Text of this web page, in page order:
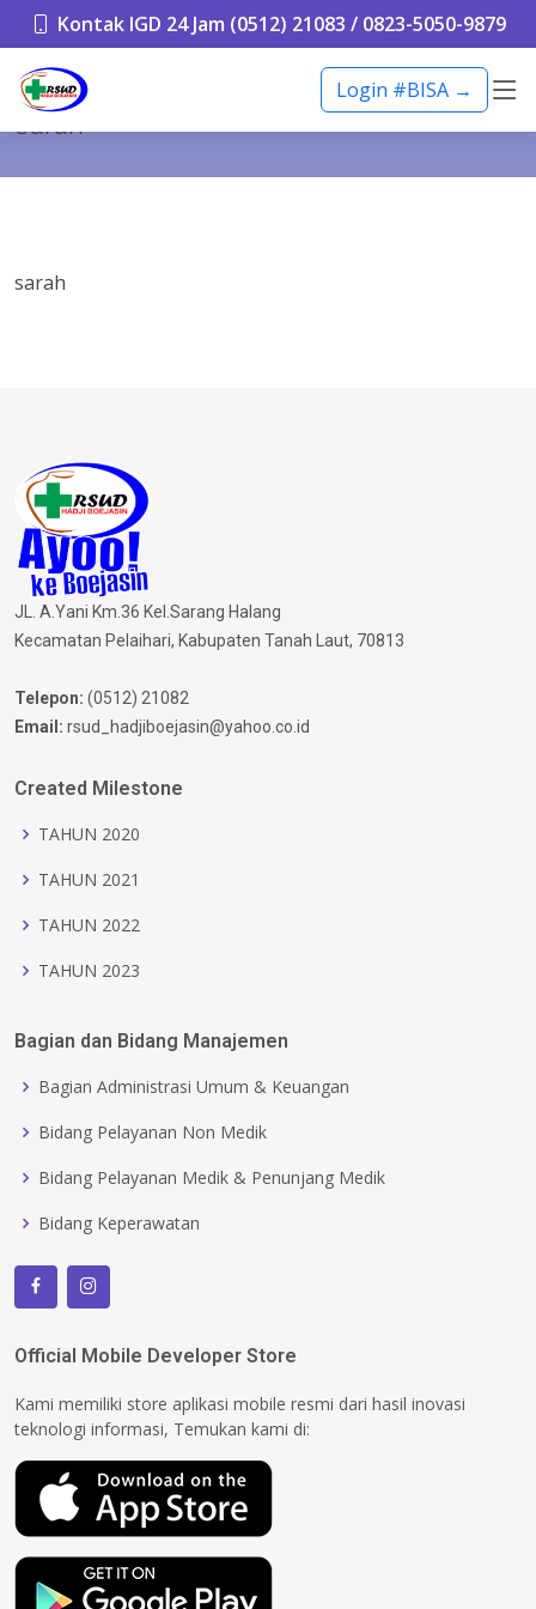
Kontak IGD 24 Jam (0512) 21083 / 0823-5050-9879
Login #BISA →
sarah
sarah
JL. A.Yani Km.36 Kel.Sarang Halang
Kecamatan Pelaihari, Kabupaten Tanah Laut, 70813
Telepon: (0512) 21082
Email: rsud_hadjiboejasin@yahoo.co.id
Created Milestone
TAHUN 2020
TAHUN 2021
TAHUN 2022
TAHUN 2023
Bagian dan Bidang Manajemen
Bagian Administrasi Umum & Keuangan
Bidang Pelayanan Non Medik
Bidang Pelayanan Medik & Penunjang Medik
Bidang Keperawatan
Official Mobile Developer Store
Kami memiliki store aplikasi mobile resmi dari hasil inovasi
teknologi informasi, Temukan kami di: